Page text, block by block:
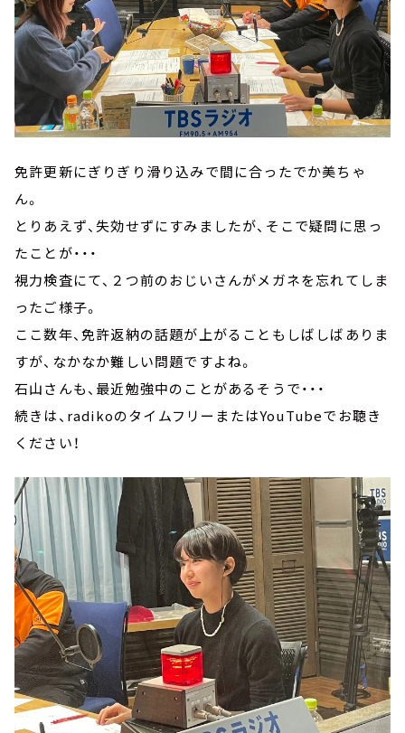
免許更新にぎりぎり滑り込みで間に合ったでか美ちゃ
ん。
とりあえず、失効せずにすみましたが、そこで疑問に思っ
たことが・・・
視力検査にて、２つ前のおじいさんがメガネを忘れてしま
ったご様子。
ここ数年、免許返納の話題が上がることもしばしばありま
すが、なかなか難しい問題ですよね。
石山さんも、最近勉強中のことがあるそうで・・・
続きは、radikoのタイムフリーまたはYouTubeでお聴き
ください！